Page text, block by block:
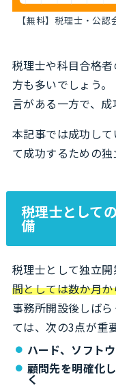
【無料】税理士・公
税理士や科目合格
方も多いでしょう
言がある一方で、成
本記事では成功し
て成功するための独
税理士として
備
税理士として独立開
間としては数か月
事務所開設後しば
ては、次の3点が重
ハード、ソフト
顧問先を明確化
く